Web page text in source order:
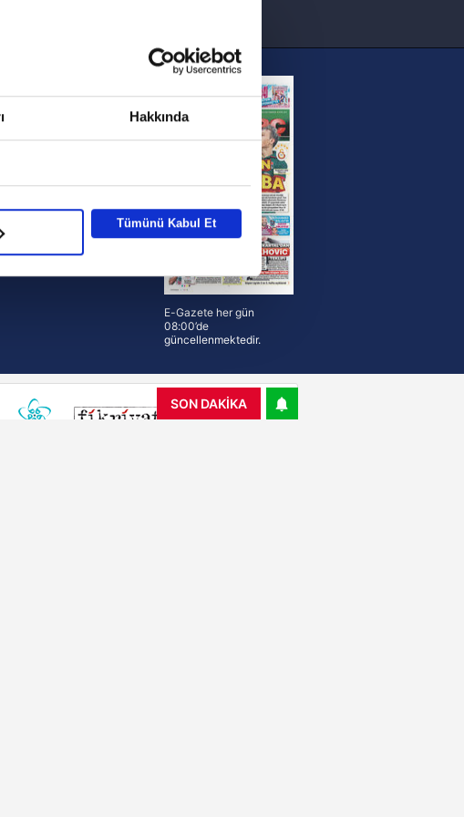
Hakkında
Tümünü Kabul Et
şampiyonluk yüzüğü verilecek
ekiplerinden Atlas'ın yeni teknik direktörü
TV
FOTOMAÇ
E-Gazete her gün
08:00’de
güncellenmektedir.
SON DAKİKA